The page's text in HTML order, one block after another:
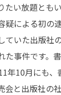
い放題とも
疑による初の
いた出版社
た事件です。
年10月にも
と出版社の